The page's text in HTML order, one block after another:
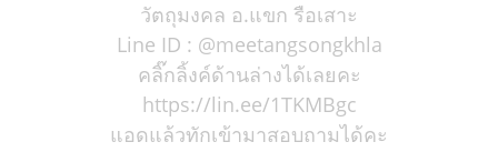
วัตถุมงคล อ.แขก รือเสาะ
Line ID : @meetangsongkhla
คลิ๊กลิ้งค์ด้านล่างได้เลยคะ
https://lin.ee/1TKMBgc
แอดแล้วทักเข้ามาสอบถามได้คะ